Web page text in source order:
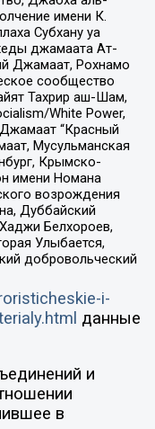
имени К.
Субхану уа
джамаата Ат-
Джамаат, Рохнамо
сообщество
Тахрир аш-Шам,
White Power,
“Красный
Мусульманская
Крымско-
имени Номана
возрождения
Дуббайский
Белхороев,
Улыбается,
добровольческий
i-
данные
и
в